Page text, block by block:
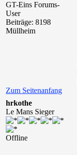
GT-Eins Forums-
User
Beiträge: 8198
Müllheim
Zum Seitenanfang
hrkothe
Le Mans Sieger
Offline